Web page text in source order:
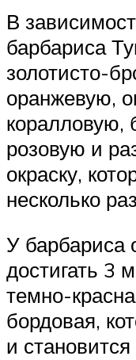
В
барбариса
золотисто-
оранжевую,
коралловую,
розовую и
окраску,
несколько
У барбариса
достигать 3
темно-
бордовая,
и